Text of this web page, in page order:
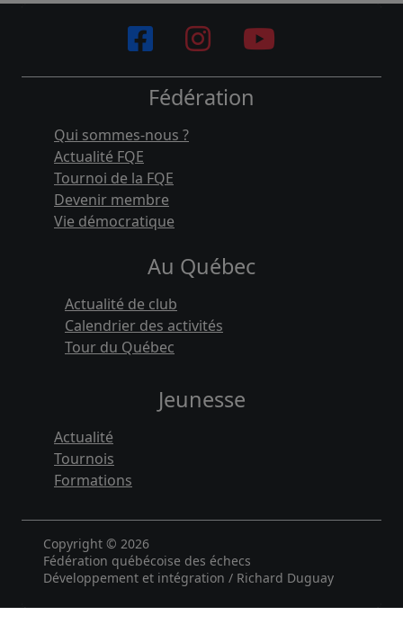
Fédération
Qui sommes-nous ?
Actualité FQE
Tournoi de la FQE
Devenir membre
Vie démocratique
Au Québec
Actualité de club
Calendrier des activités
Tour du Québec
Jeunesse
Actualité
Tournois
Formations
Copyright © 2026
Fédération québécoise des échecs
Développement et intégration / Richard Duguay